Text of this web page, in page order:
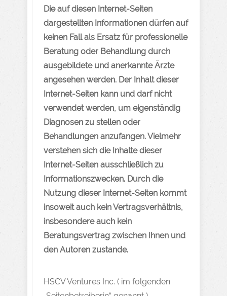
Die auf diesen Internet-Seiten
dargestellten Informationen dürfen auf
keinen Fall als Ersatz für professionelle
Beratung oder Behandlung durch
ausgebildete und anerkannte Ärzte
angesehen werden. Der Inhalt dieser
Internet-Seiten kann und darf nicht
verwendet werden, um eigenständig
Diagnosen zu stellen oder
Behandlungen anzufangen. Vielmehr
verstehen sich die Inhalte dieser
Internet-Seiten ausschließlich zu
Informationszwecken. Durch die
Nutzung dieser Internet-Seiten kommt
insoweit auch kein Vertragsverhältnis,
insbesondere auch kein
Beratungsvertrag zwischen Ihnen und
den Autoren zustande.
HSCV Ventures Inc. ( im folgenden